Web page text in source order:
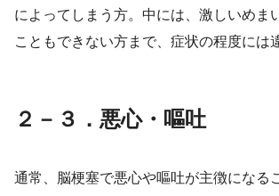
によってしまう方。中には、激しいめま
こともできない方まで、症状の程度には
２－３．悪心・嘔吐
通常、脳梗塞で悪心や嘔吐が主徴になる